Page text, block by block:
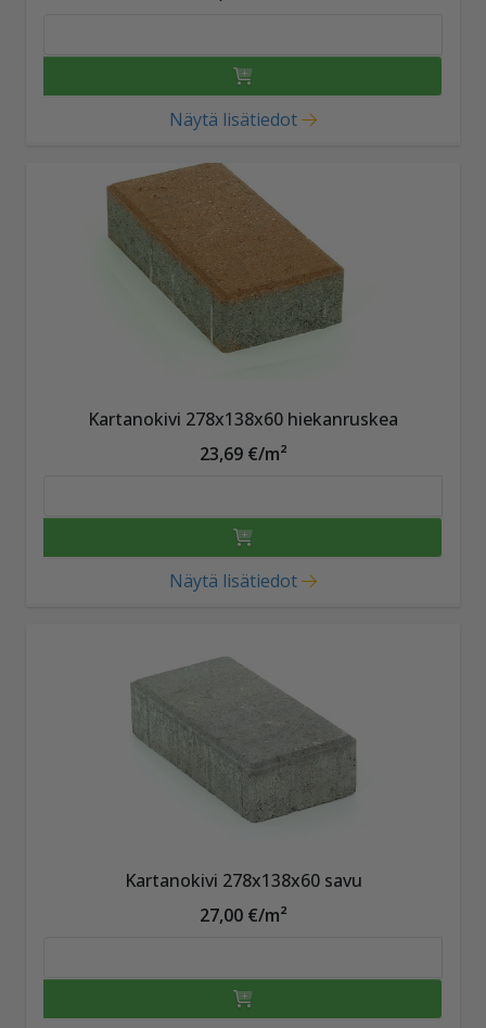
Näytä lisätiedot
Kartanokivi 278x138x60 hiekanruskea
23,69 €/m²
Näytä lisätiedot
Kartanokivi 278x138x60 savu
27,00 €/m²